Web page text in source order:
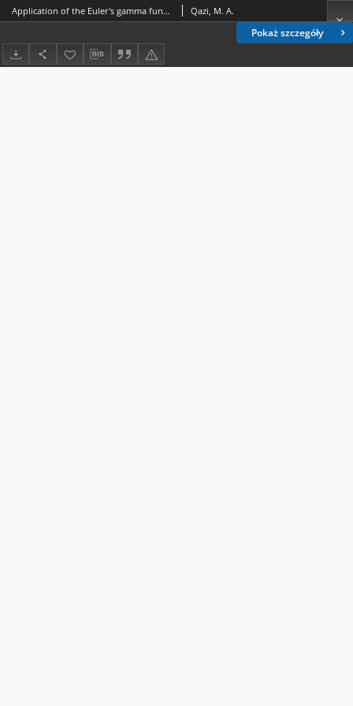
Pokaż szczegóły
Application of the Euler's gamma function to a problem related to F. Carlson's uniqueness theorem Qazi, M. A.